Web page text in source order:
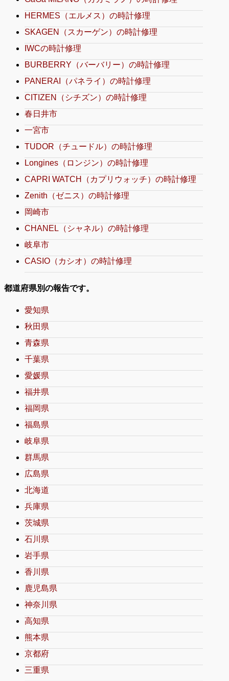
HERMES（エルメス）の時計修理
SKAGEN（スカーゲン）の時計修理
IWCの時計修理
BURBERRY（バーバリー）の時計修理
PANERAI（パネライ）の時計修理
CITIZEN（シチズン）の時計修理
春日井市
一宮市
TUDOR（チュードル）の時計修理
Longines（ロンジン）の時計修理
CAPRI WATCH（カプリウォッチ）の時計修理
Zenith（ゼニス）の時計修理
岡崎市
CHANEL（シャネル）の時計修理
岐阜市
CASIO（カシオ）の時計修理
都道府県別の報告です。
愛知県
秋田県
青森県
千葉県
愛媛県
福井県
福岡県
福島県
岐阜県
群馬県
広島県
北海道
兵庫県
茨城県
石川県
岩手県
香川県
鹿児島県
神奈川県
高知県
熊本県
京都府
三重県